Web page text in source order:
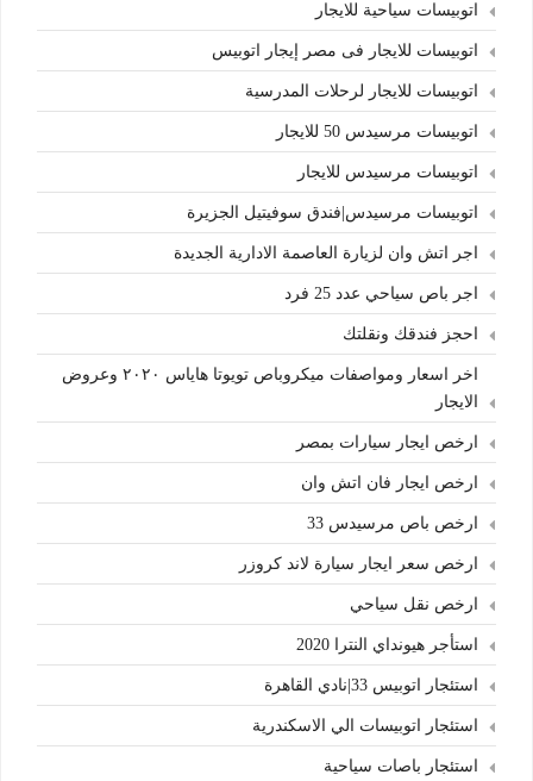
اتوبيسات سياحية للايجار
اتوبيسات للايجار فى مصر إيجار اتوبيس
اتوبيسات للايجار لرحلات المدرسية
اتوبيسات مرسيدس 50 للايجار
اتوبيسات مرسيدس للايجار
اتوبيسات مرسيدس|فندق سوفيتيل الجزيرة
اجر اتش وان لزيارة العاصمة الادارية الجديدة
اجر باص سياحي عدد 25 فرد
احجز فندقك ونقلتك
اخر اسعار ومواصفات ميكروباص تويوتا هاياس ٢٠٢٠ وعروض
الايجار
ارخص ايجار سيارات بمصر
ارخص ايجار فان اتش وان
ارخص باص مرسيدس 33
ارخص سعر ايجار سيارة لاند كروزر
ارخص نقل سياحي
استأجر هيونداي النترا 2020
استئجار اتوبيس 33|نادي القاهرة
استئجار اتوبيسات الي الاسكندرية
استئجار باصات سياحية